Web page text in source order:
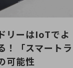
リーはIoTでよ
！「スマートラ
可能性